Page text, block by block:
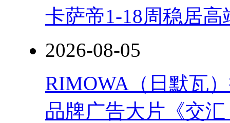
卡萨帝1-18周稳居
2026-08-05
RIMOWA（日默瓦
品牌广告大片《交